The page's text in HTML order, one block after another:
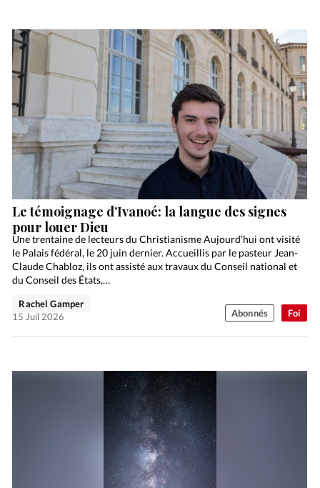
Foi
Le témoignage d’Ivanoé: la langue des signes
pour louer Dieu
Une trentaine de lecteurs du Christianisme Aujourd’hui ont visité
le Palais fédéral, le 20 juin dernier. Accueillis par le pasteur Jean-
Claude Chabloz, ils ont assisté aux travaux du Conseil national et
du Conseil des États,…
Rachel Gamper
15 Juil 2026
Abonnés